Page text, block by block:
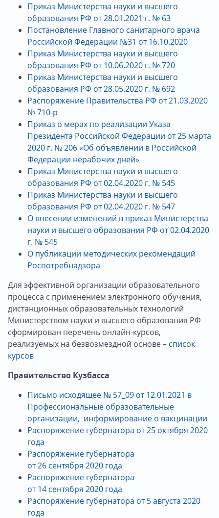
Приказ Министерства науки и высшего
образования РФ от 28.01.2021 г. № 63
Постановление Главного санитарного врача
Российской Федерации №31 от 16.10.2020
Приказ Министерства науки и высшего
образования РФ от 10.06.2020 г. №720
Приказ Министерства науки и высшего
образования РФ от 28.05.2020 г. № 692
Распоряжение Правительства РФ от 21.03.2020
№ 710-р
Приказ о мерах по реализации Указа
Президента Российской Федерации от 25 марта
2020 г. № 206 «Об объявлении в Российской
Федерации нерабочих дней»
Приказ Министерства науки и высшего
образования РФ от 02.04.2020 г. № 545
Приказ Министерства науки и высшего
образования РФ от 02.04.2020 г. № 547
О внесении изменений в приказ Министерства
науки и высшего образования РФ от 02.04.2020
г. № 545
О публикации методических рекомендаций
Роспотребнадзора
Для эффективной организации образовательного
процесса с применением электронного обучения,
дистанционных образовательных технологий
Министерством науки и высшего образования РФ
сформирован перечень онлайн-курсов,
реализуемых на безвозмездной основе – список
курсов
Правительство Кузбасса
Письмо исходящее № 57_09 от 12.01.2021 в
Профессиональные образовательные
организации, информирование о вакцинации
Распоряжение губернатора от25 октября 2020
года
Распоряжение губернатора
от26 сентября 2020 года
Распоряжение губернатора
от14 сентября 2020 года
Распоряжение губернатора от5августа 2020
года